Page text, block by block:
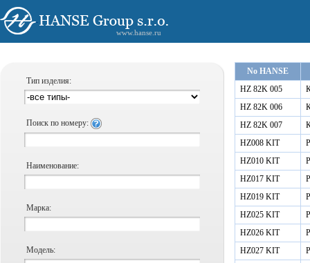
www.hanse.ru
Тип изделия:
Поиск по номеру:
Наименование:
Марка:
Модель:
No HANSE
HZ 82K 005
HZ 82K 006
HZ 82K 007
HZ008 KIT
HZ010 KIT
HZ017 KIT
HZ019 KIT
HZ025 KIT
HZ026 KIT
HZ027 KIT